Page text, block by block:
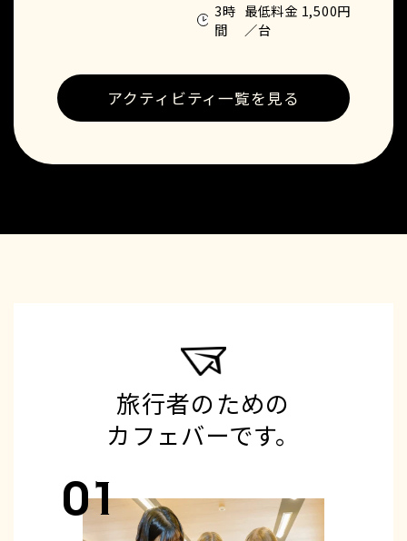
3時
間
最低料金 1,500円
／台
アクティビティ一覧を見る
旅行者のための
カフェバーです。
01